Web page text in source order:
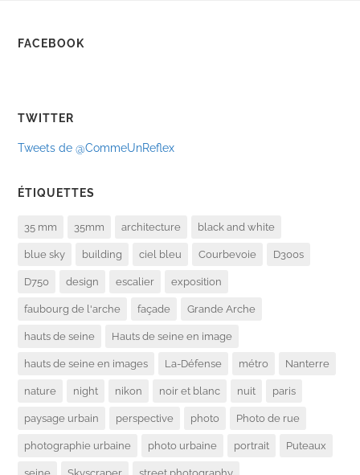
FACEBOOK
TWITTER
Tweets de @CommeUnReflex
ÉTIQUETTES
35 mm 35mm architecture black and white
blue sky building ciel bleu Courbevoie D300s
D750 design escalier exposition
faubourg de l'arche façade Grande Arche
hauts de seine Hauts de seine en image
hauts de seine en images La-Défense métro Nanterre
nature night nikon noir et blanc nuit paris
paysage urbain perspective photo Photo de rue
photographie urbaine photo urbaine portrait Puteaux